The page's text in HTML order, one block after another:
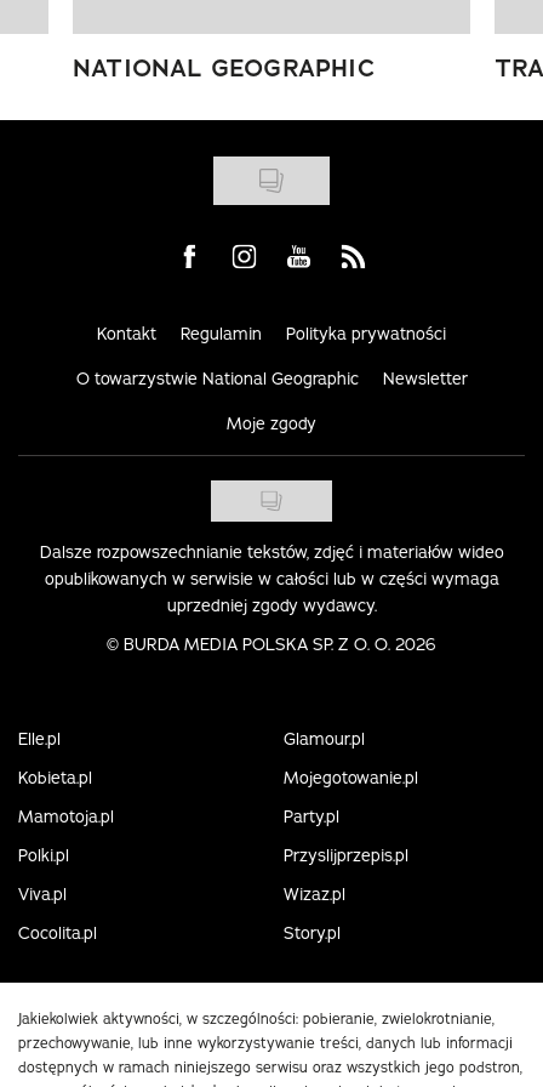
NATIONAL GEOGRAPHIC
Visit us on Facebook
Visit us on Instagram
Visit us on Youtube
Visit us on Rss
Kontakt Regulamin Polityka prywatności
O towarzystwie National Geographic Newsletter
Moje zgody
Dalsze rozpowszechnianie tekstów, zdjęć i materiałów wideo
opublikowanych w serwisie w całości lub w części wymaga
uprzedniej zgody wydawcy.
© BURDA MEDIA POLSKA SP. Z O. O. 2026
Elle.pl
Glamour.pl
Kobieta.pl
Mojegotowanie.pl
Mamotoja.pl
Party.pl
Polki.pl
Przyslijprzepis.pl
Viva.pl
Wizaz.pl
Cocolita.pl
Story.pl
Jakiekolwiek aktywności, w szczególności: pobieranie, zwielokrotnianie,
przechowywanie, lub inne wykorzystywanie treści, danych lub informacji
dostępnych w ramach niniejszego serwisu oraz wszystkich jego podstron,